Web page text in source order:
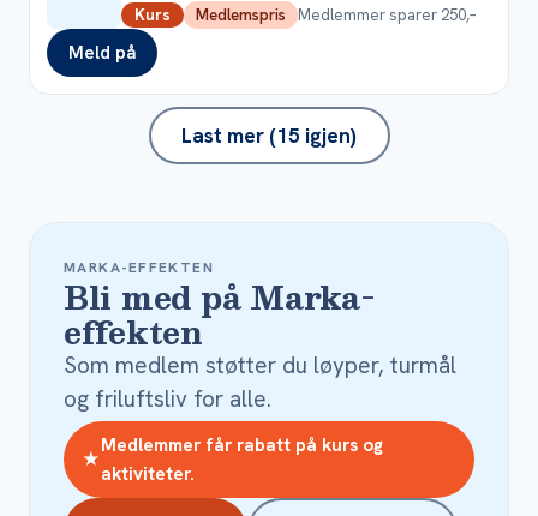
Kurs Medlemspris Medlemmer sparer 250,–
Meld på
Last mer (15 igjen)
MARKA-EFFEKTEN
Bli med på Marka-
effekten
Som medlem støtter du løyper, turmål
og friluftsliv for alle.
★
Medlemmer får rabatt på kurs og
aktiviteter.